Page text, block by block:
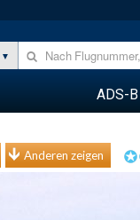
ADS-B
Anderen zeigen